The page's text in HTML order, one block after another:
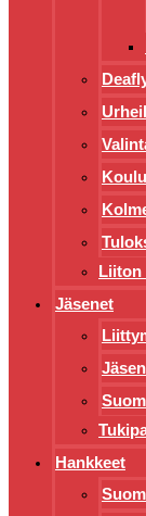
Liiton
Jäsenet
Hankkeet